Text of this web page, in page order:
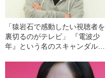
「猿岩石で感動したい視聴者を
裏切るのがテレビ」 『電波少
年』という名のスキャンダル番